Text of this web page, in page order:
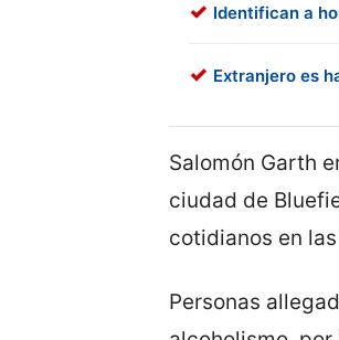
Identifican a
Extranjero es
Salomón Garth
ciudad de
cotidianos en
Personas